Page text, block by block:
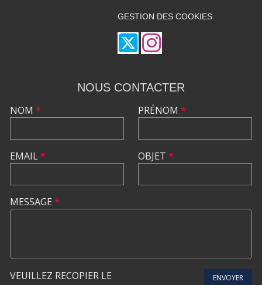
GESTION DES COOKIES
NOUS CONTACTER
NOM *
EMAIL*
PRÉNOM *
OBJET *
MESSAGE *
VEUILLEZ RECOPIER LE
ENVOYER